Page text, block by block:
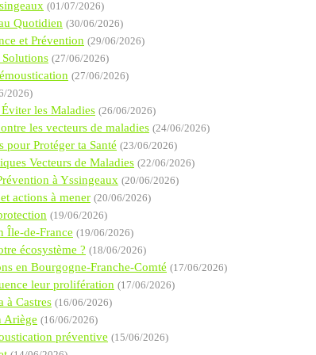
(01/07/2026)
Quotidien (30/06/2026)
et Prévention (29/06/2026)
(27/06/2026)
(27/06/2026)
2026)
les Maladies (26/06/2026)
les vecteurs de maladies (24/06/2026)
Protéger ta Santé (23/06/2026)
Vecteurs de Maladies (22/06/2026)
à Yssingeaux (20/06/2026)
actions à mener (20/06/2026)
(19/06/2026)
Île-de-France (19/06/2026)
écosystème ? (18/06/2026)
en Bourgogne-Franche-Comté (17/06/2026)
leur prolifération (17/06/2026)
à Castres (16/06/2026)
Ariège (16/06/2026)
préventive (15/06/2026)